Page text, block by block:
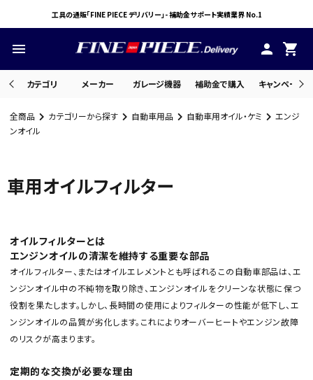
工具の通販「FINE PIECE デリバリー」- 補助金サポート実績業界 No.1
menu person shopping_cart
カテゴリ メーカー ガレージ機器 補助金で購入 キャンペーン
ACCOUNT MENU
meeting_room ログイン
全商品 カテゴリーから探す 自動車用品 自動車用オイル・ケミ
エンジ
ンオイル
車用オイルフィルター
オイルフィルターとは
エンジンオイルの清潔を維持する重要な部品
オイルフィルター、またはオイルエレメントとも呼ばれるこの自動車部品は、エ
ンジンオイル中の不純物を取り除き、エンジンオイルをクリーンな状態に保つ
役割を果たします。しかし、長時間の使用によりフィルターの性能が低下し、エ
ンジンオイルの品質が劣化します。これによりオーバーヒートやエンジン故障
のリスクが高まります。
定期的な交換が必要な理由